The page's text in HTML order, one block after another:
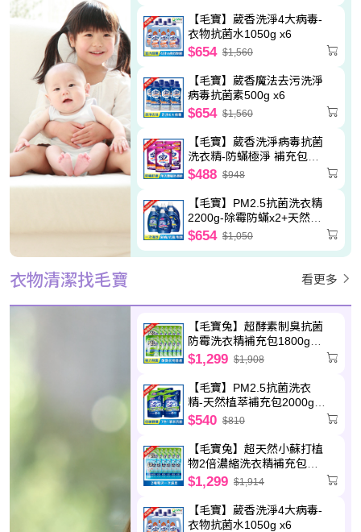
【毛寶】葳香洗淨4大病毒-
衣物抗菌水1050g x6
$654 $1,560
【毛寶】葳香魔法去污洗淨
病毒抗菌素500g x6
$654 $1,560
【毛寶】葳香洗淨病毒抗菌
洗衣精-防蟎極淨 補充包
2000g x6
$488 $948
【毛寶】PM2.5抗菌洗衣精
2200g-除霉防蟎x2+天然植
萃x2+制臭極淨x2
$654 $1,050
衣物清潔找毛寶 看更多
【毛寶兔】超酵素制臭抗菌
防霉洗衣精補充包1800g
x12
$1,299 $1,908
【毛寶】PM2.5抗菌洗衣
精-天然植萃補充包2000g
x6
$540 $810
【毛寶兔】超天然小蘇打植
物2倍濃縮洗衣精補充包
800g x6 +【毛寶兔】超酵
素制臭抗菌防霉洗衣精補充
包1800g x6
$1,299 $1,914
【毛寶】葳香洗淨4大病毒-
衣物抗菌水1050g x6